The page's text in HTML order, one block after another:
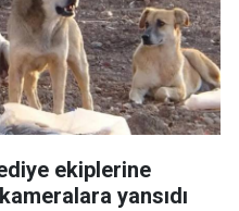
ekiplerine
yansıdı